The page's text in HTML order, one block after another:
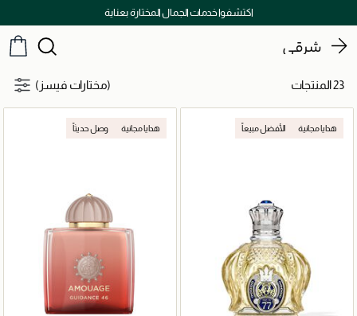
اكتشفوا خدمات الجمال المختارة بعناية
شرقي
23 المنتجات (مختارات فيسز)
هدايا مجانية الأفضل مبيعاً هدايا مجانية وصل حديثاً